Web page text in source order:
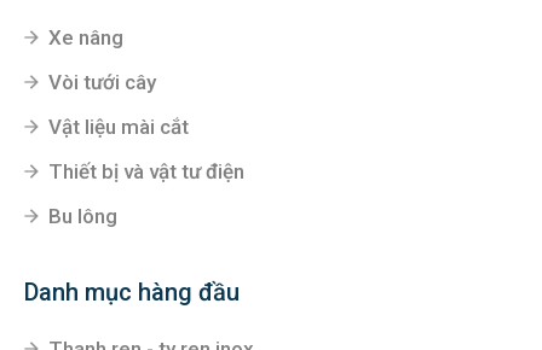
Xe nâng
Vòi tưới cây
Vật liệu mài cắt
Thiết bị và vật tư điện
Bu lông
Danh mục hàng đầu